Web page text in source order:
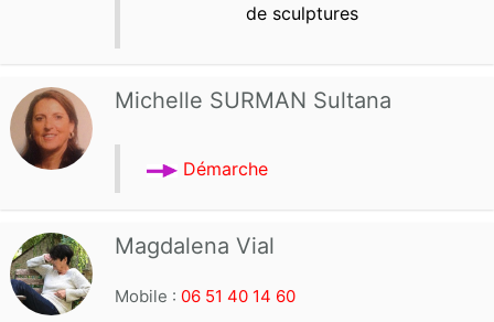
de sculptures
Michelle SURMAN Sultana
Démarche
Magdalena Vial
Mobile : 06 51 40 14 60